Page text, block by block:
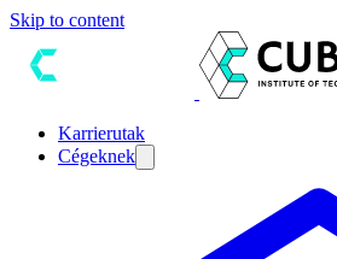
Skip to content
Karrierutak
Cégeknek